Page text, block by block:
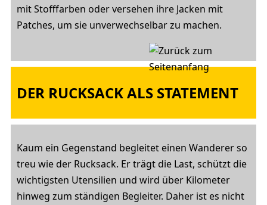
mit Stofffarben oder versehen ihre Jacken mit
Patches, um sie unverwechselbar zu machen.
DER RUCKSACK ALS STATEMENT
Kaum ein Gegenstand begleitet einen Wanderer so
treu wie der Rucksack. Er trägt die Last, schützt die
wichtigsten Utensilien und wird über Kilometer
hinweg zum ständigen Begleiter. Daher ist es nicht